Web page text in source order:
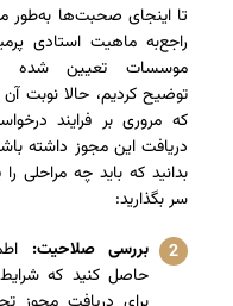
تا اینجای صحبت‌ها به‌طور
راجع‌به ماهیت استادی
موسسات تعیین شده
توضیح کردیم، حالا نوبت
که مروری بر فرایند
دریافت این مجوز داشته
بدانید که باید چه مراحلی
سر بگذارید:
بررسی صلاحیت:
حاصل کنید که شرایط